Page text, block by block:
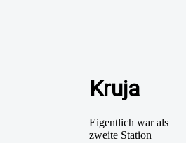
Kruja
Eigentlich war als
zweite Station